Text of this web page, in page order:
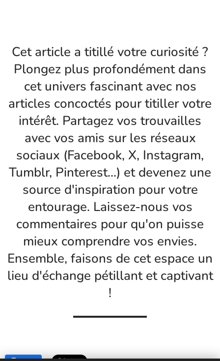
Cet article a titillé votre curiosité ?
Plongez plus profondément dans
cet univers fascinant avec nos
articles concoctés pour titiller votre
intérêt. Partagez vos trouvailles
avec vos amis sur les réseaux
sociaux (Facebook, X, Instagram,
Tumblr, Pinterest...) et devenez une
source d'inspiration pour votre
entourage. Laissez-nous vos
commentaires pour qu'on puisse
mieux comprendre vos envies.
Ensemble, faisons de cet espace un
lieu d'échange pétillant et captivant
!